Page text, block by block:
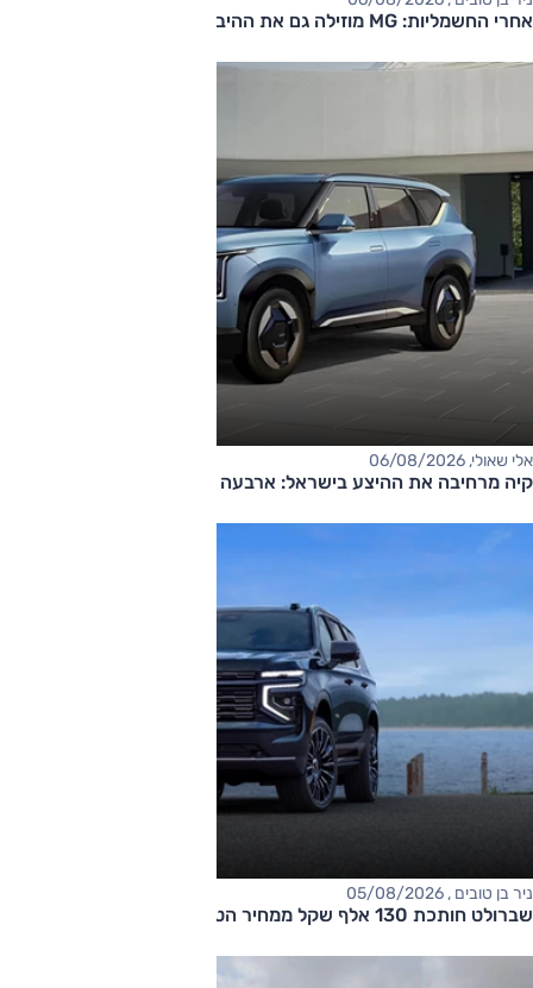
אחרי החשמליות: MG מוזילה גם את ההיברידיות
אלי שאולי, 06/08/2026
קיה מרחיבה את ההיצע בישראל: ארבעה דגמים חדשים בדרך
ניר בן טובים , 05/08/2026
שברולט חותכת 130 אלף שקל ממחיר הטאהו